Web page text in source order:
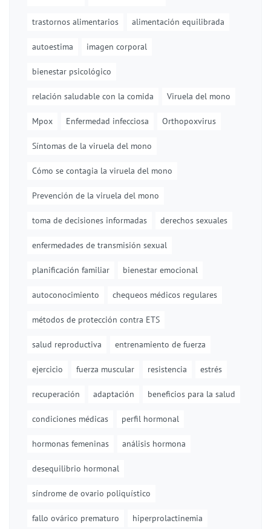
trastornos alimentarios alimentación equilibrada
autoestima imagen corporal
bienestar psicológico
relación saludable con la comida Viruela del mono
Mpox Enfermedad infecciosa Orthopoxvirus
Síntomas de la viruela del mono
Cómo se contagia la viruela del mono
Prevención de la viruela del mono
toma de decisiones informadas derechos sexuales
enfermedades de transmisión sexual
planificación familiar bienestar emocional
autoconocimiento chequeos médicos regulares
métodos de protección contra ETS
salud reproductiva entrenamiento de fuerza
ejercicio fuerza muscular resistencia estrés
recuperación adaptación beneficios para la salud
condiciones médicas perfil hormonal
hormonas femeninas análisis hormona
desequilibrio hormonal
síndrome de ovario poliquístico
fallo ovárico prematuro hiperprolactinemia